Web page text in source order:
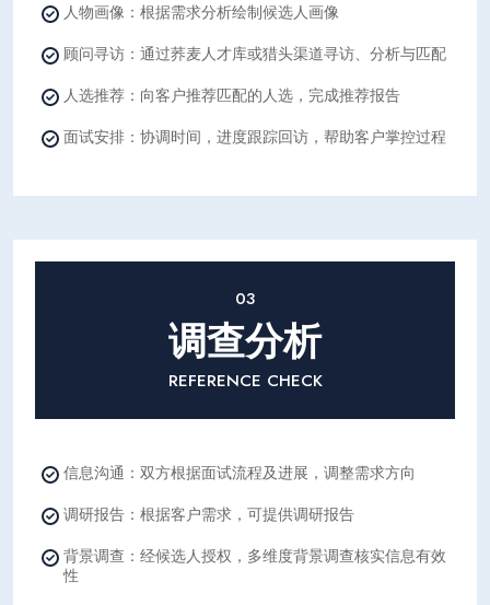
人物画像：根据需求分析绘制候选人画像
顾问寻访：通过荞麦人才库或猎头渠道寻访、分析与匹配
人选推荐：向客户推荐匹配的人选，完成推荐报告
面试安排：协调时间，进度跟踪回访，帮助客户掌控过程
03
调查分析
REFERENCE CHECK
信息沟通：双方根据面试流程及进展，调整需求方向
调研报告：根据客户需求，可提供调研报告
背景调查：经候选人授权，多维度背景调查核实信息有效
性